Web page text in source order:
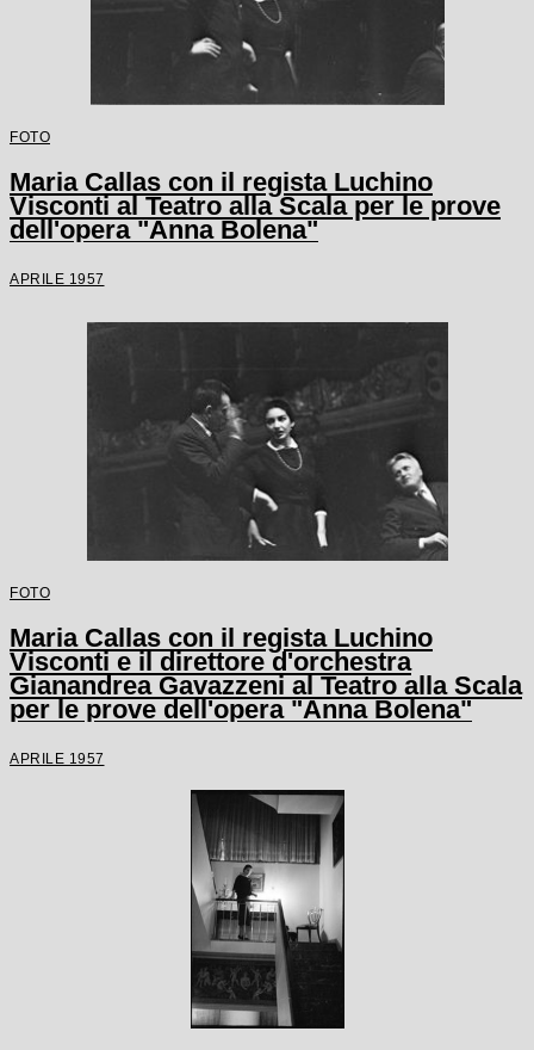
FOTO
Maria Callas con il regista Luchino
Visconti al Teatro alla Scala per le prove
dell'opera "Anna Bolena"
APRILE 1957
FOTO
Maria Callas con il regista Luchino
Visconti e il direttore d'orchestra
Gianandrea Gavazzeni al Teatro alla Scala
per le prove dell'opera "Anna Bolena"
APRILE 1957